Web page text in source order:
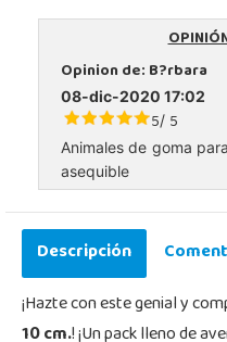
Opinion de:B?rbara
08-dic-2020 17:02
5/ 5
Animales de goma
asequible
Descripción
¡Hazte con este genial y